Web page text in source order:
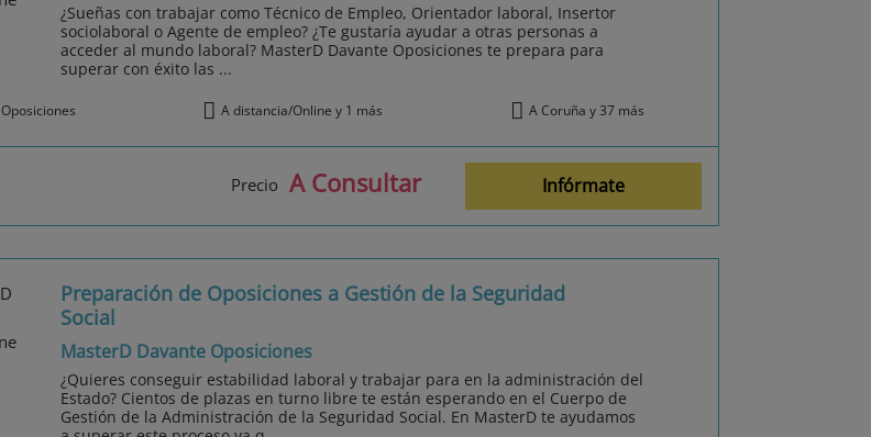
¿Sueñas con trabajar como Técnico de Empleo, Orientador laboral, Insertor
sociolaboral o Agente de empleo? ¿Te gustaría ayudar a otras personas a
acceder al mundo laboral? MasterD Davante Oposiciones te prepara para
superar con éxito las ...
Oposiciones A distancia/Online y 1 más A Coruña y 37 más
Precio A Consultar Infórmate
Preparación de Oposiciones a Gestión de la Seguridad
Social
MasterD Davante Oposiciones
¿Quieres conseguir estabilidad laboral y trabajar para en la administración del
Estado? Cientos de plazas en turno libre te están esperando en el Cuerpo de
Gestión de la Administración de la Seguridad Social. En MasterD te ayudamos